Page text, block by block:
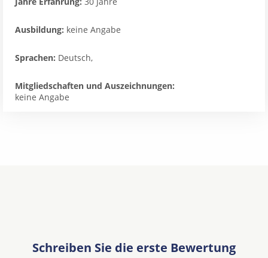
Ausbildung: keine Angabe
Sprachen: Deutsch,
Mitgliedschaften und Auszeichnungen:
keine Angabe
Schreiben Sie die erste Bewertung